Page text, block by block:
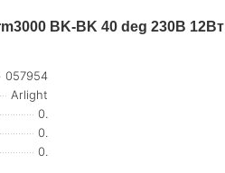
BK-BK 40 deg 230В 12Вт
057954
Arlight
0.
0.
0.